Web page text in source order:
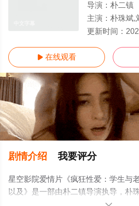
导演： 朴二镇
主演： 朴珠斌,刘玄雅,
更新时间：
 在线观看
剧情介绍 我要评分
星空影院爱情片《疯狂性爱：学生与
以及》是一部由朴二镇导演执导，朴
贤贞,闵道允,崔宇锡,尚宇,时宇等演员